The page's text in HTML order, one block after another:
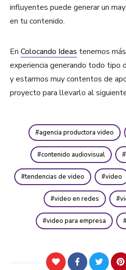
influyentes puede generar un
en tu contenido.
En Colocando Ideas tenemos
experiencia generando todo tipo
y estarmos muy contentos de
proyecto para llevarlo al
agencia productora video
contenido audiovisual
tendencias de video video
video en redes
video para empresa